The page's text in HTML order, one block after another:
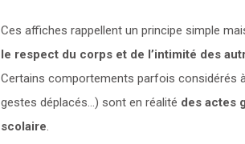
Ces affiches rappellent un principe simple
le respect du corps et de l’intimité des
Certains comportements parfois considérés
gestes déplacés…) sont en réalité des actes
scolaire